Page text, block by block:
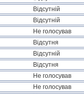
Відсутній
Відсутній
Не голосував
Відсутня
Відсутній
Відсутня
Не голосував
Не голосував